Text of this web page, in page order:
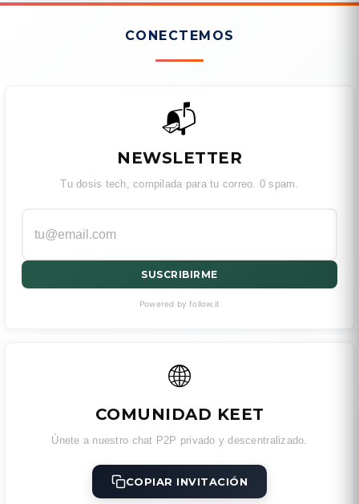
CONECTEMOS
📬
NEWSLETTER
Tu dosis tech, compilada para tu correo. 0 spam.
SUSCRIBIRME
Powered by follow.it
🌐
COMUNIDAD KEET
Únete a nuestro chat P2P privado y descentralizado.
COPIAR INVITACIÓN